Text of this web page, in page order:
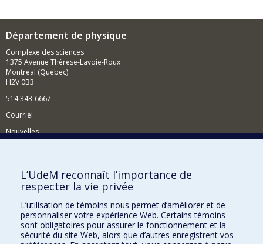
Département de physique
Complexe des sciences
1375 Avenue Thérèse-Lavoie-Roux
Montréal (Québec)
H2V 0B3
514 343-6667
Courriel
Nouvelles
Comment soutenir le Département?
BESOIN D'AIDE?
Plan du site
Signaler une erreur
Accessibilité
L’UdeM reconnaît l’importance de
respecter la vie privée
L’utilisation de témoins nous permet d’améliorer et de
personnaliser votre expérience Web. Certains témoins
sont obligatoires pour assurer le fonctionnement et la
sécurité du site Web, alors que d’autres enregistrent vos